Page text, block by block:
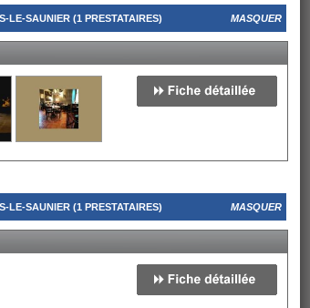
LE-SAUNIER (1 PRESTATAIRES) MASQUER
LE-SAUNIER (1 PRESTATAIRES) MASQUER